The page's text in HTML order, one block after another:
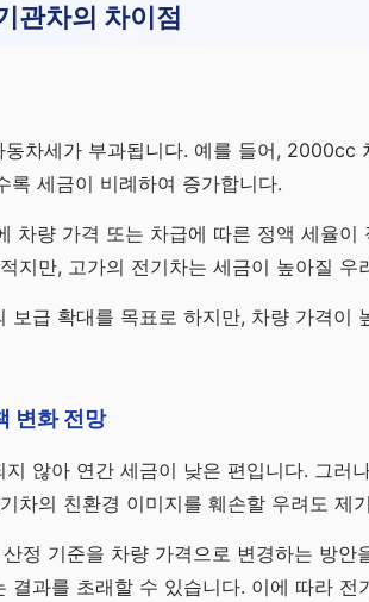
관차의 차이점
차세가 부과됩니다. 예를 들어,
록 세금이 비례하여 증가합니다.
차량 가격 또는 차급에 따른 정액 세율이
지만, 고가의 전기차는 세금이 높아질 우
보급 확대를 목표로 하지만, 차량 가격이
변화 전망
않아 연간 세금이 낮은 편입니다. 그러
차의 친환경 이미지를 훼손할 우려도 제
정 기준을 차량 가격으로 변경하는 방안
결과를 초래할 수 있습니다. 이에 따라 전